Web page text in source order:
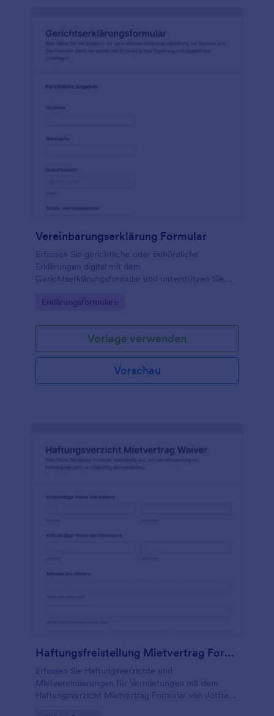
Vereinbarungserklärung Formular
Erfassen Sie gerichtliche oder behördliche
Erklärungen digital mit dem
Gerichtserklärungsformular und unterstützen Sie
der schnellen Datenerfassung und der geordneten
Go to Category:
Erklärungsformulare
Vorlage verwenden
Vorschau
Haftungsfreistellung Mietvertrag Formular 📄
Erfassen Sie Haftungsverzichte und
Mietvereinbarungen für Vermietungen mit dem
Haftungsverzicht Mietvertrag Formular von Jotform,